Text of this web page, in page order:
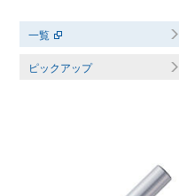
一覧
ピックアップ